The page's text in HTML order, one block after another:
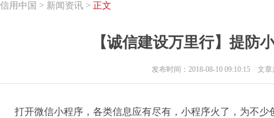
信用中国 > 新闻资讯 > 正文
【诚信建设万里行】提防
发布时间：2018-08-10 09:10:15 文章
打开微信小程序，各类信息应有尽有，小程序火了，为不少